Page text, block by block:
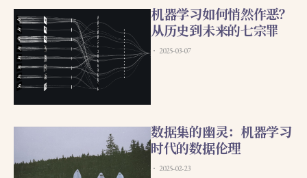
机器学习如何悄然作恶？
从历史到未来的七宗罪
2025-03-07
数据集的幽灵：机器学习
时代的数据伦理
2025-02-23